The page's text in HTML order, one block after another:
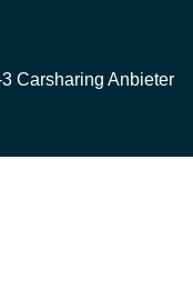
3 Carsharing Anbieter